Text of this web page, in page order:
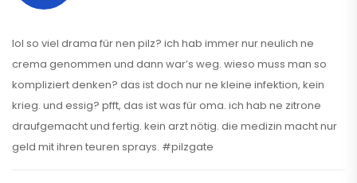
lol so viel drama für nen pilz? ich hab immer nur neulich ne
crema genommen und dann war’s weg. wieso muss man so
kompliziert denken? das ist doch nur ne kleine infektion, kein
krieg. und essig? pfft, das ist was für oma. ich hab ne zitrone
draufgemacht und fertig. kein arzt nötig. die medizin macht nur
geld mit ihren teuren sprays. #pilzgate